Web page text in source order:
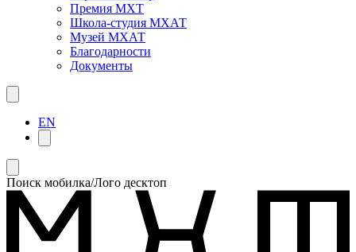
Премия МХТ
Школа-студия МХАТ
Музей МХАТ
Благодарности
Документы
EN
Поиск мобилка/Лого десктоп